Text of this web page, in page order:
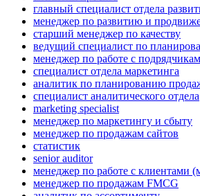
главный специалист отдела
менеджер по развитию и
старший менеджер по качеству
ведущий специалист по
менеджер по работе с
специалист отдела маркетинга
аналитик по планированию
специалист аналитического отдела
marketing specialist
менеджер по маркетингу и сбыту
менеджер по продажам сайтов
статистик
senior auditor
менеджер по работе с клиентами
менеджер по продажам FMCG